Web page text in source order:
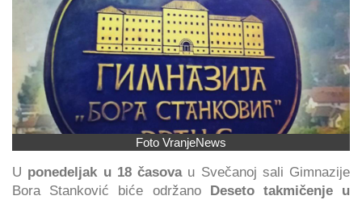
Foto VranjeNews
U ponedeljak u 18 časovau Svečanoj sali Gimnazije
Bora Stanković biće održano Deseto takmičenje u